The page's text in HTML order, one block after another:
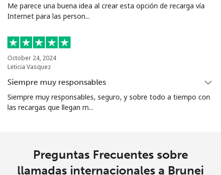
Me parece una buena idea al crear esta opción de recarga vía
Internet para las person...
October 24, 2024
Leticia Vasquez
Siempre muy responsables
Siempre muy responsables, seguro, y sobre todo a tiempo con
las recargas que llegan m...
Preguntas Frecuentes sobre
llamadas internacionales a Brunei